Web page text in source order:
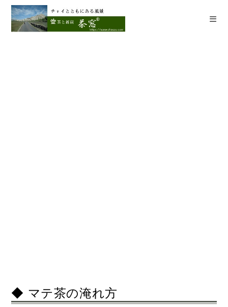
◆ マテ茶の淹れ方